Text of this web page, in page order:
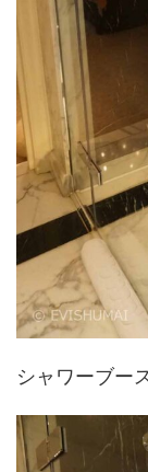
シャワーブー